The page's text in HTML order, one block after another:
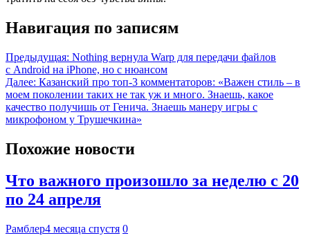
Навигация по записям
Предыдущая: Nothing вернула Warp для передачи файлов
с Android на iPhone, но с нюансом
Далее: Казанский про топ-3 комментаторов: «Важен стиль – в
моем поколении таких не так уж и много. Знаешь, какое
качество получишь от Генича. Знаешь манеру игры с
микрофоном у Трушечкина»
Похожие новости
Что важного произошло за неделю с 20
по 24 апреля
Рамблер4 месяца спустя 0